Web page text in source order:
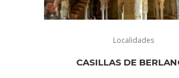
Localidades
CASILLAS DE